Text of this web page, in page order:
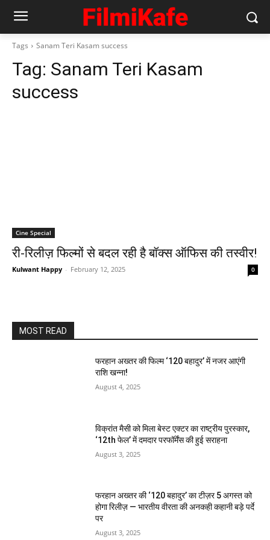
Tags Sanam Teri Kasam success
Tag: Sanam Teri Kasam
success
Cine Special
री-रिलीज़ फिल्मों से बदल रही है बॉक्स ऑफिस की तस्वीर!
Kulwant Happy - February 12, 2025 0
MOST READ
फरहान अख्तर की फिल्म ‘120 बहादुर’ में नजर आएंगी
राशि खन्ना!
August 4, 2025
विक्रांत मैसी को मिला बेस्ट एक्टर का राष्ट्रीय पुरस्कार,
‘12th फेल’ में दमदार परफॉर्मेंस की हुई सराहना
August 3, 2025
फरहान अख्तर की ‘120 बहादुर’ का टीज़र 5 अगस्त को
होगा रिलीज़ — भारतीय वीरता की अनकही कहानी बड़े पर्दे
पर
August 3, 2025